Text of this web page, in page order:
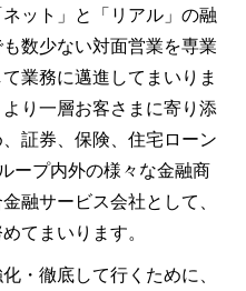
ット」と「リアル」の融
数少ない対面営業を専業
業務に邁進してまいりま
り一層お客さまに寄り添
証券、保険、住宅ローン
ープ内外の様々な金融商
融サービス会社として、
てまいります。
・徹底して行くために、